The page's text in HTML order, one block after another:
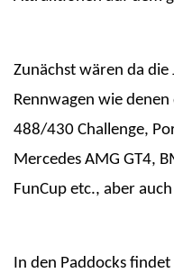
Zunächst wären da die
Rennwagen wie
488/430 Challenge,
Mercedes AMG GT4,
FunCup etc., aber
In den Paddocks